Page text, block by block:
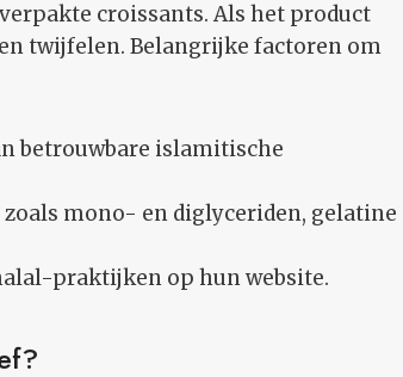
croissants. Als het product
twijfelen. Belangrijke factoren om
betrouwbare islamitische
mono- en diglyceriden, gelatine
praktijken op hun website.